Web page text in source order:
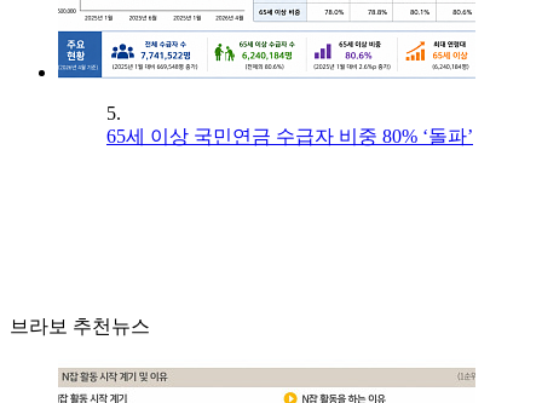
5.
65세 이상 국민연금 수급자 비중 80% ‘돌파’
브라보 추천뉴스